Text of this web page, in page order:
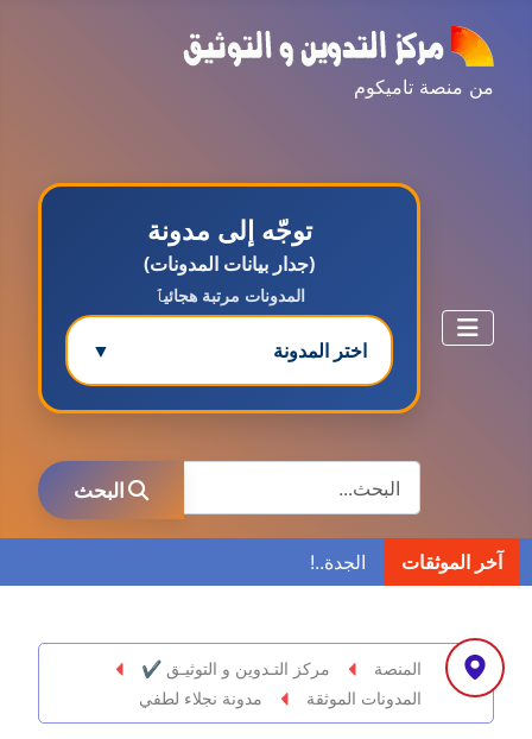
من منصة تاميكوم
توجّه إلى مدونة
(جدار بيانات المدونات)
المدونات مرتبة هجائيٱ
اختر المدونة ▼
مدونة ابراهيم البراعم
عاملة
مدونة احمد ابراهيم
البحث
البحث
آخر الموثقات
المنصة
مركز التـدوين و التوثيـق ✔
المدونات الموثقة
مدونة نجلاء لطفي